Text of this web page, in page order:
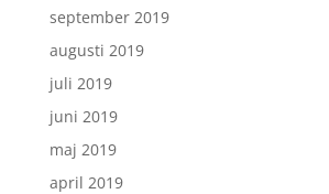
september 2019
augusti 2019
juli 2019
juni 2019
maj 2019
april 2019